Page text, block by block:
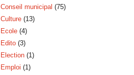
Conseil municipal (75)
Culture (13)
Ecole (4)
Edito (3)
Election (1)
Emploi (1)